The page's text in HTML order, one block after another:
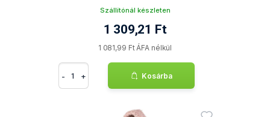
Szállítónál készleten
1 309,21 Ft
1 081,99 Ft ÁFA nélkül
- + Kosárba